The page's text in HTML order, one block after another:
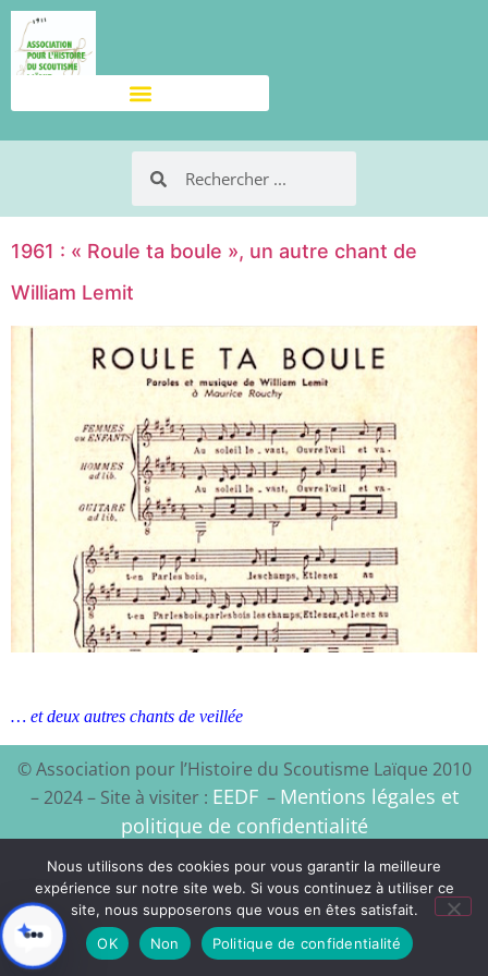
1961 : « Roule ta boule », un autre chant de
William Lemit
… et deux autres chants de veillée
© Association pour l’Histoire du Scoutisme Laïque 2010
– 2024 – Site à visiter : EEDF– Mentions légales et
politique de confidentialité
Création du site :Xyloon
Nous utilisons des cookies pour vous garantir la meilleure
expérience sur notre site web. Si vous continuez à utiliser ce
site, nous supposerons que vous en êtes satisfait.
OK
Non Politique de confidentialité